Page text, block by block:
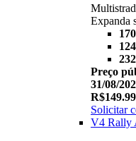
Expanda
Preço
31/08/
Solicitar
V4 Rally